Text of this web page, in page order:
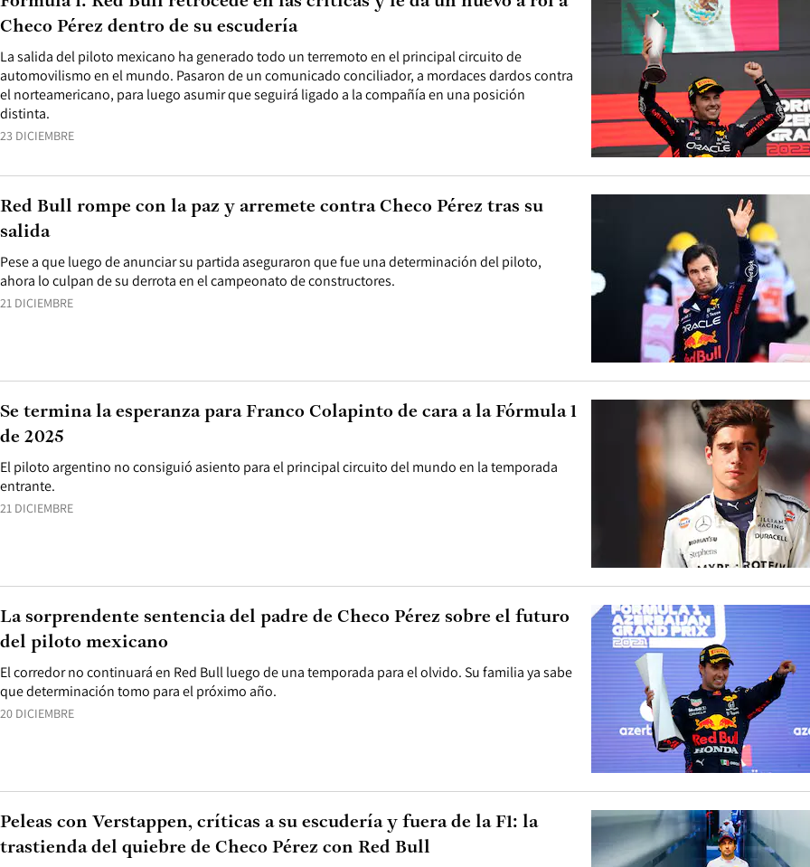
23 DICIEMBRE
La salida del piloto mexicano ha generado todo un terremoto en el principal circuito de
automovilismo en el mundo. Pasaron de un comunicado conciliador, a mordaces dardos contra
el norteamericano, para luego asumir que seguirá ligado a la compañía en una posición
distinta.
Checo Pérez dentro de su escudería
21 DICIEMBRE
Pese a que luego de anunciar su partida aseguraron que fue una determinación del piloto,
ahora lo culpan de su derrota en el campeonato de constructores.
Red Bull rompe con la paz y arremete contra Checo Pérez tras su
salida
21 DICIEMBRE
El piloto argentino no consiguió asiento para el principal circuito del mundo en la temporada
entrante.
Se termina la esperanza para Franco Colapinto de cara a la Fórmula 1
de 2025
20 DICIEMBRE
El corredor no continuará en Red Bull luego de una temporada para el olvido. Su familia ya sabe
que determinación tomo para el próximo año.
La sorprendente sentencia del padre de Checo Pérez sobre el futuro
del piloto mexicano
Peleas con Verstappen, críticas a su escudería y fuera de la F1: la
trastienda del quiebre de Checo Pérez con Red Bull